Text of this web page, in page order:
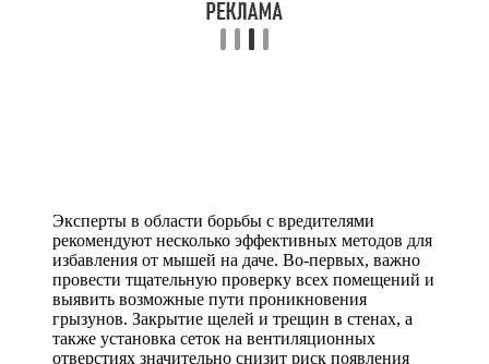
Эксперты в области борьбы с вредителями
рекомендуют несколько эффективных методов для
избавления от мышей на даче. Во-первых, важно
провести тщательную проверку всех помещений и
выявить возможные пути проникновения
грызунов. Закрытие щелей и трещин в стенах, а
также установка сеток на вентиляционных
отверстиях значительно снизит риск появления